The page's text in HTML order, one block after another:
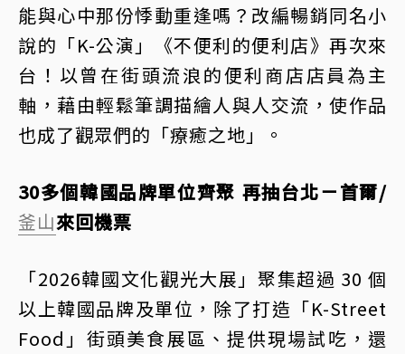
能與心中那份悸動重逢嗎？改編暢銷同名小
說的「K-公演」《不便利的便利店》再次來
台！以曾在街頭流浪的便利商店店員為主
軸，藉由輕鬆筆調描繪人與人交流，使作品
也成了觀眾們的「療癒之地」。
30多個韓國品牌單位齊聚 再抽台北－首爾/
釜山來回機票
「2026韓國文化觀光大展」聚集超過 30 個
以上韓國品牌及單位，除了打造「K-Street
Food」街頭美食展區、提供現場試吃，還